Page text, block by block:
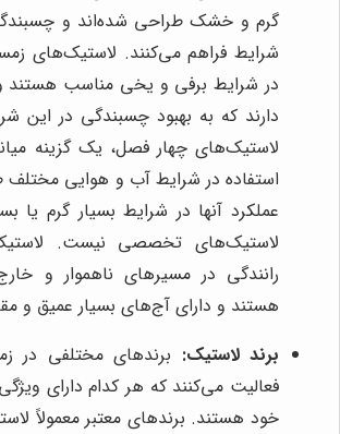
گرم و خشک طراحی شده‌اند و چسبندگی
شرایط فراهم می‌کنند. لاستیک‌های
در شرایط برفی و یخی مناسب هستند
دارند که به بهبود چسبندگی در این
لاستیک‌های چهار فصل، یک گزینه
استفاده در شرایط آب و هوایی مختلف
عملکرد آنها در شرایط بسیار گرم یا
لاستیک‌های تخصصی نیست.
رانندگی در مسیرهای ناهموار و
هستند و دارای آج‌های بسیار عمیق و
برند لاستیک: برندهای مختلفی در
فعالیت می‌کنند که هر کدام دارای
خود هستند. برندهای معتبر معمولاً